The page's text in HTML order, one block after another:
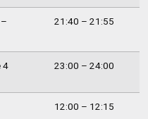
21:40 – 21:55
4 23:00 – 24:00
12:00 – 12:15